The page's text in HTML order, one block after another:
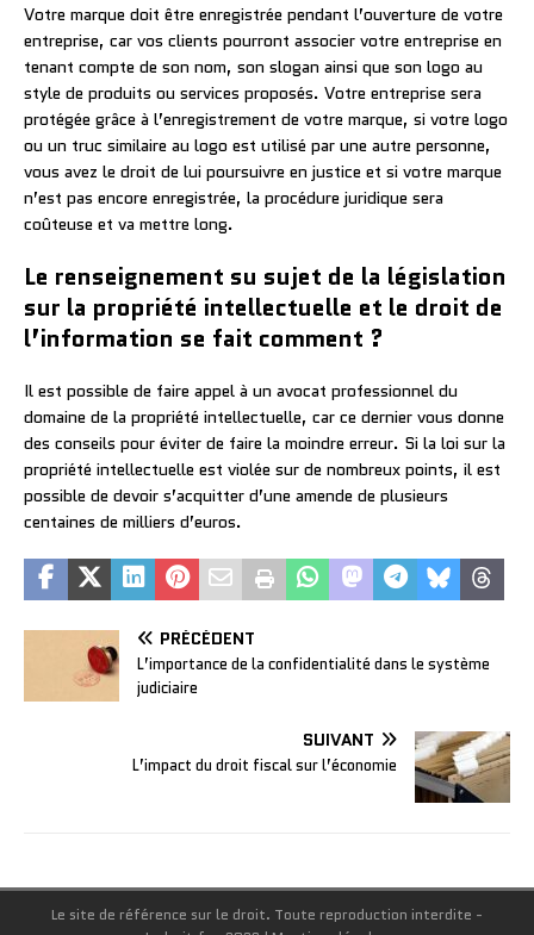
Votre marque doit être enregistrée pendant l’ouverture de votre
entreprise, car vos clients pourront associer votre entreprise en
tenant compte de son nom, son slogan ainsi que son logo au
style de produits ou services proposés. Votre entreprise sera
protégée grâce à l’enregistrement de votre marque, si votre logo
ou un truc similaire au logo est utilisé par une autre personne,
vous avez le droit de lui poursuivre en justice et si votre marque
n’est pas encore enregistrée, la procédure juridique sera
coûteuse et va mettre long.
Le renseignement su sujet de la législation
sur la propriété intellectuelle et le droit de
l’information se fait comment ?
Il est possible de faire appel à un avocat professionnel du
domaine de la propriété intellectuelle, car ce dernier vous donne
des conseils pour éviter de faire la moindre erreur. Si la loi sur la
propriété intellectuelle est violée sur de nombreux points, il est
possible de devoir s’acquitter d’une amende de plusieurs
centaines de milliers d’euros.
PRÉCÉDENT
L’importance de la confidentialité dans le système
judiciaire
SUIVANT
L’impact du droit fiscal sur l’économie
Le site de référence sur le droit. Toute reproduction interdite -